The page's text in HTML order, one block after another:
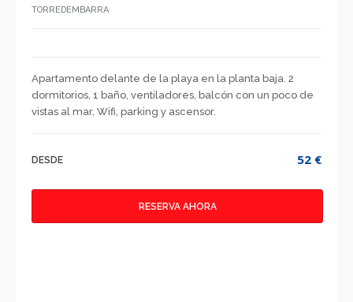
TORREDEMBARRA
Apartamento delante de la playa en la planta baja. 2
dormitorios, 1 baño, ventiladores, balcón con un poco de
vistas al mar, Wifi, parking y ascensor.
DESDE 52 €
RESERVA AHORA